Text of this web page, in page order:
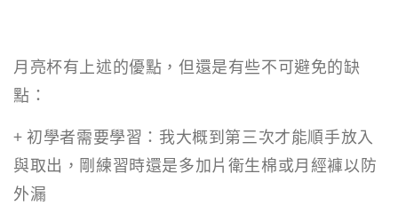
月亮杯有上述的優點，但還是有些不可避免的缺
點：
+ 初學者需要學習：我大概到第三次才能順手放入
與取出，剛練習時還是多加片衛生棉或月經褲以防
外漏